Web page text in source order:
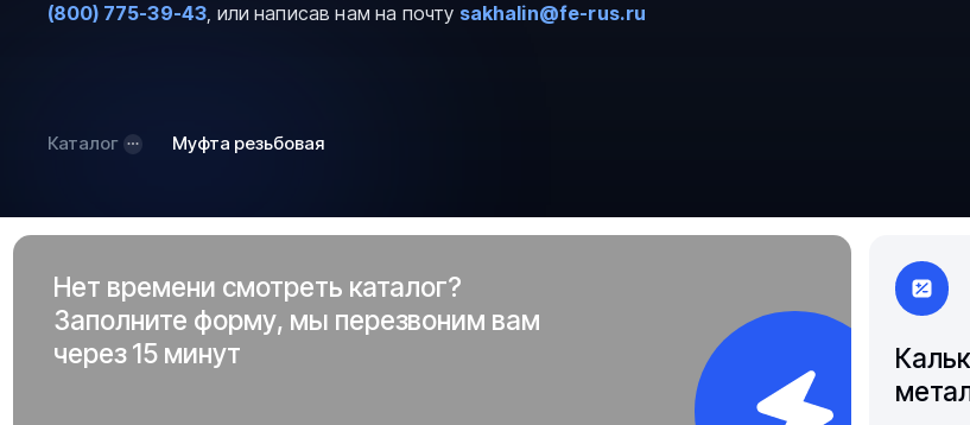
(800) 775-39-43, или написав нам на почту sakhalin@fe-rus.ru
Каталог Муфта резьбовая
Нет времени смотреть каталог?
Заполните форму, мы перезвоним вам
через 15 минут